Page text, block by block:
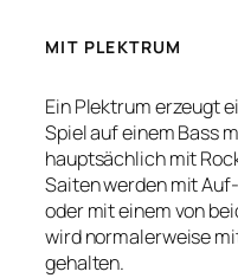
MIT PLEKTRUM
Ein Plektrum erzeugt
Spiel auf einem Bass
hauptsächlich mit
Saiten werden mit
oder mit einem von
wird normalerweise
gehalten.